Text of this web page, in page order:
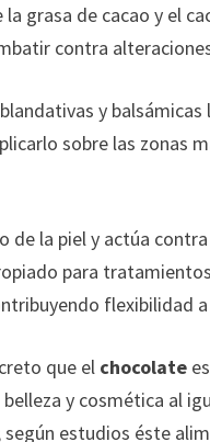
grasa de cacao y el
contra
y balsámicas
sobre las zonas
de la piel y actúa
para tratamientos
flexibilidad a
que el chocolate
y cosmética al
según estudios éste